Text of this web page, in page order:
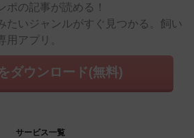
ポの記事が読める！
たいジャンルがすぐ見つかる。飼い
用アプリ。
ダウンロード(無料)
サービス一覧